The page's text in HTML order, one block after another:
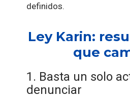
definidos.
Ley Karin:
que
1. Basta un solo
denunciar